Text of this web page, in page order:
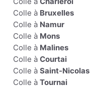
Colle à Bruxelles
Colle à Namur
Colle à Mons
Colle à Malines
Colle à Courtai
Colle à Saint-Nicolas
Colle à Tournai